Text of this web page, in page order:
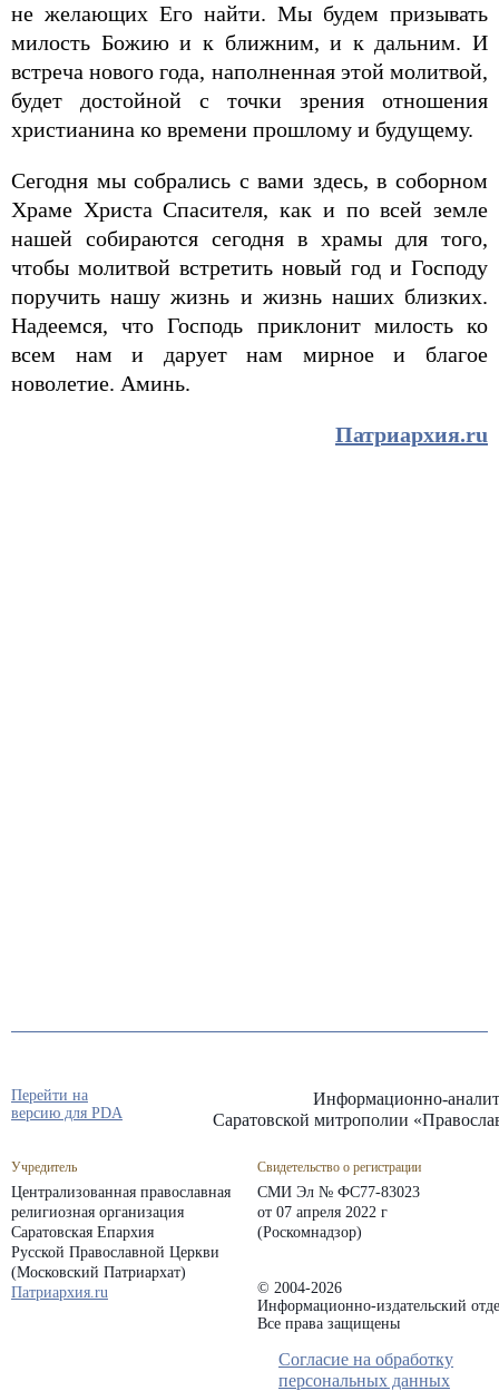
не желающих Его найти. Мы будем призывать
милость Божию и к ближним, и к дальним. И
встреча нового года, наполненная этой молитвой,
будет достойной с точки зрения отношения
христианина ко времени прошлому и будущему.
Сегодня мы собрались с вами здесь, в соборном
Храме Христа Спасителя, как и по всей земле
нашей собираются сегодня в храмы для того,
чтобы молитвой встретить новый год и Господу
поручить нашу жизнь и жизнь наших близких.
Надеемся, что Господь приклонит милость ко
всем нам и дарует нам мирное и благое
новолетие. Аминь.
Патриархия.ru
Информационно-
Саратовской митрополии
Учредитель
Централизованная православная
религиозная организация
Саратовская Епархия
Русской Православной Церкви
(Московский Патриархат)
Патриархия.ru
Свидетельство о регистрации
СМИ Эл № ФС77-83023
от 07 апреля 2022 г
(Роскомнадзор)
© 2004-2026
Информационно-издательский
Все права защищены
Согласие на обработку
персональных данных
Перейти на
версию для PDA